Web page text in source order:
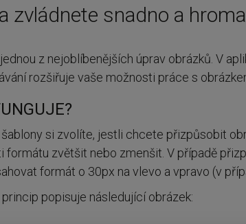
zvládnete snadno a
z nejoblíbenějších úprav obrázků. V
rozšiřuje vaše možnosti práce s
si zvolíte, jestli chcete přizpůsobit
formátu zvětšit nebo zmenšit. V případě
formát o 30px na vlevo a vpravo (v
popisuje následující obrázek: